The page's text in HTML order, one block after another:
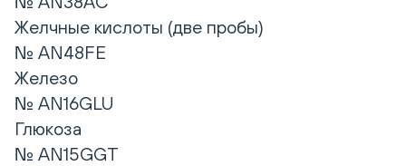
Желчные кислоты (две пробы)
№ AN48FE
Железо
№ AN16GLU
Глюкоза
№ AN15GGT